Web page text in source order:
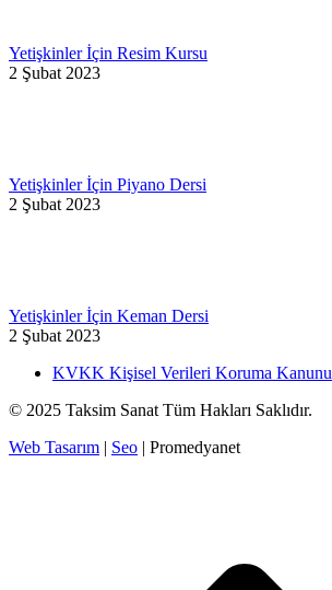
Yetişkinler İçin Resim Kursu
2 Şubat 2023
Yetişkinler İçin Piyano Dersi
2 Şubat 2023
Yetişkinler İçin Keman Dersi
2 Şubat 2023
KVKK Kişisel Verileri Koruma Kanunu
© 2025 Taksim Sanat Tüm Hakları Saklıdır.
Web Tasarım | Seo | Promedyanet